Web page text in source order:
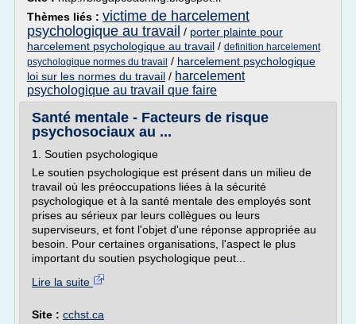
Thèmes liés : victime de harcelement
psychologique au travail / porter plainte pour
harcelement psychologique au travail / definition harcelement
psychologique normes du travail / harcelement psychologique
loi sur les normes du travail / harcelement
psychologique au travail que faire
Santé mentale - Facteurs de risque
psychosociaux au ...
1. Soutien psychologique
Le soutien psychologique est présent dans un milieu de
travail où les préoccupations liées à la sécurité
psychologique et à la santé mentale des employés sont
prises au sérieux par leurs collègues ou leurs
superviseurs, et font l'objet d'une réponse appropriée au
besoin. Pour certaines organisations, l'aspect le plus
important du soutien psychologique peut...
Lire la suite
Site : cchst.ca